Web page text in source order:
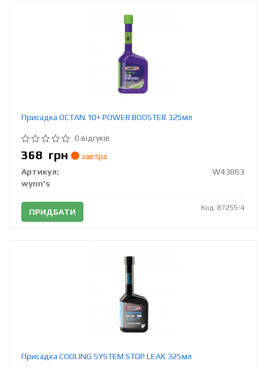
Присадка OCTAN 10+ POWER BOOSTER 325мл
0 відгуків
368 грн
завтра
Артикул:
W43863
wynn's
ПРИДБАТИ Код: 87255-4
Присадка COOLING SYSTEM STOP LEAK 325мл